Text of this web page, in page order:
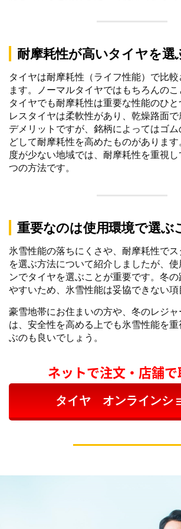
耐摩耗性が高いタイヤを選
タイヤは耐摩耗性（ライフ性能）で比較
ます。ノーマルタイヤではもちろんの
タイヤでも耐摩耗性は重要な性能のひ
レスタイヤは柔軟性があり、乾燥路面
デメリットですが、銘柄によってはゴ
どして耐摩耗性を高めたものがありま
度が少ない地域では、耐摩耗性を重視
つの方法です。
重要なのは使用環境で選ぶ
氷雪性能の落ちにくさや、耐摩耗性で
を選ぶ方法について紹介しましたが、
ンでタイヤを選ぶことが重要です。冬
やすいため、氷雪性能は妥協できない項
豪雪地帯にお住まいの方や、冬のレジ
は、安全性を高める上でも氷雪性能を
ぶのも良いでしょう。
ネットで注文・店舗
タイヤ オンラインシ